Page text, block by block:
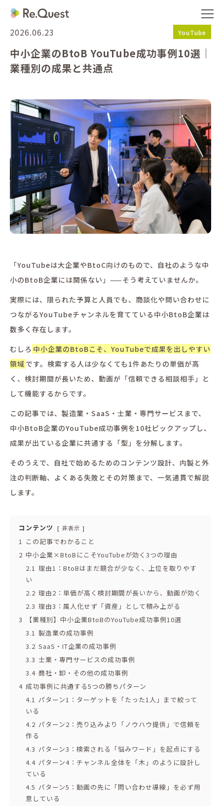
2026.06.23 YouTube
中小企業のBtoB YouTube成功事例10選｜
業種別の成果と共通点
「YouTubeは大企業やBtoC向けのもので、自社のような中
小のBtoB企業には関係ない」——そう考えていませんか。
実際には、限られた予算と人員でも、商談化や問い合わせに
つながるYouTubeチャンネルを育てている中小BtoB企業は
数多く存在します。
むしろ 中小企業のBtoBこそ、YouTubeで成果を出しやすい
領域 です。検索する人は少なくても1件あたりの単価が高
く、検討期間が長いため、動画が「信頼できる相談相手」と
して機能するからです。
この記事では、製造業・SaaS・士業・専門サービスまで、
中小BtoB企業のYouTube成功事例を10社ピックアップし、
成果が出ている企業に共通する「型」を分解します。
そのうえで、自社で始めるためのコンテンツ設計、内製と外
注の判断軸、よくある失敗とその対策まで、一気通貫で解説
します。
コンテンツ 非表示
1 この記事でわかること
2 中小企業×BtoBにこそYouTubeが効く3つの理由
2.1 理由1：BtoBはまだ競合が少なく、上位を取りやす
い
2.2 理由2：単価が高く検討期間が長いから、動画が効く
2.3 理由3：属人化せず「資産」として積み上がる
3
【業種別】中小企業BtoBのYouTube成功事例10選
3.1 製造業の成功事例
3.2 SaaS・IT企業の成功事例
3.3 士業・専門サービスの成功事例
3.4 商社・卸・その他の成功事例
4 成功事例に共通する5つの勝ちパターン
4.1 パターン1：ターゲットを「たった1人」まで絞って
いる
4.2 パターン2：売り込みより「ノウハウ提供」で信頼を
作る
4.3 パターン3：検索される「悩みワード」を起点にする
4.4 パターン4：チャンネル全体を「木」のように設計し
ている
4.5 パターン5：動画の先に「問い合わせ導線」を必ず用
意している